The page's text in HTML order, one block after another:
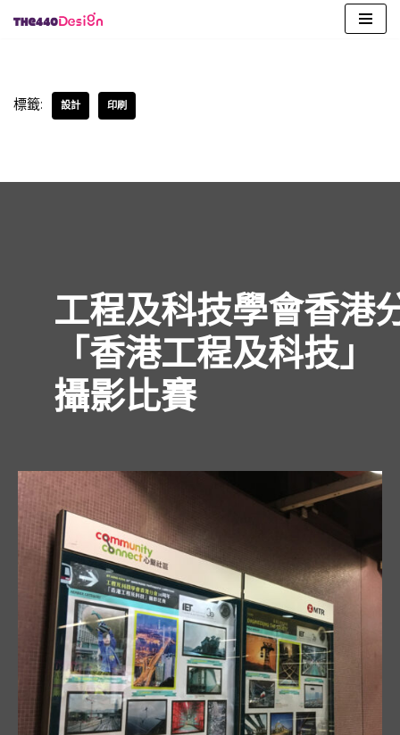
content
標籤: 設計 印刷
工程及科技學會香港
「香港工程及科技」
攝影比賽